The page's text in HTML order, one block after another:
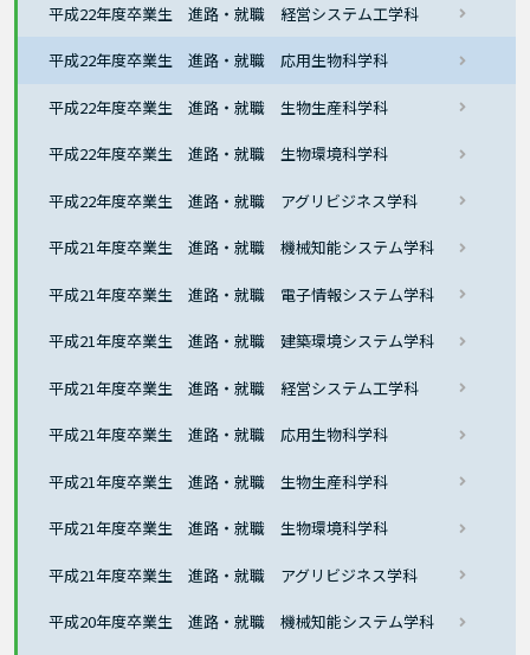
平成22年度卒業生 進路・就職 経営システム工学科
平成22年度卒業生 進路・就職 応用生物科学科
平成22年度卒業生 進路・就職 生物生産科学科
平成22年度卒業生 進路・就職 生物環境科学科
平成22年度卒業生 進路・就職 アグリビジネス学科
平成21年度卒業生 進路・就職 機械知能システム学科
平成21年度卒業生 進路・就職 電子情報システム学科
平成21年度卒業生 進路・就職 建築環境システム学科
平成21年度卒業生 進路・就職 経営システム工学科
平成21年度卒業生 進路・就職 応用生物科学科
平成21年度卒業生 進路・就職 生物生産科学科
平成21年度卒業生 進路・就職 生物環境科学科
平成21年度卒業生 進路・就職 アグリビジネス学科
平成20年度卒業生 進路・就職 機械知能システム学科